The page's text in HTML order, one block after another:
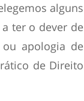
alguns
ter o dever de
apologia de
de Direito